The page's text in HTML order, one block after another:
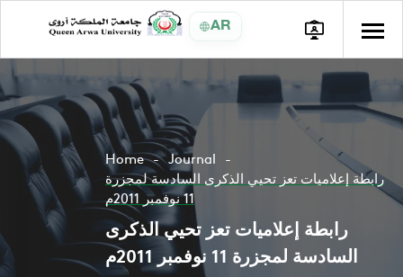
AR
Home
Journal
رابطة إعلاميات تعز تحيي الذكرى السادسة لمجزرة
11 نوفمبر 2011م
رابطة إعلاميات تعز تحيي الذكرى
السادسة لمجزرة 11 نوفمبر 2011م